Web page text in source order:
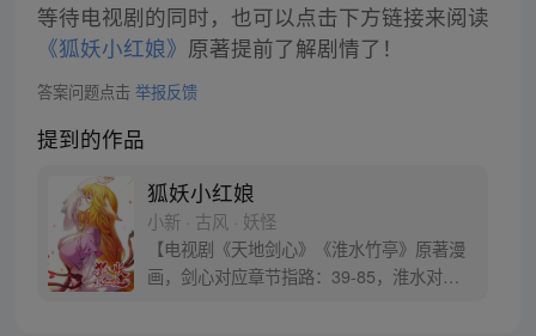
等待电视剧的同时，也可以点击下方链接来阅读
《狐妖小红娘》 原著提前了解剧情了！
答案问题点击 举报反馈
提到的作品
狐妖小红娘
小新 · 古风 · 妖怪
【电视剧《天地剑心》《淮水竹亭》原著漫
画，剑心对应章节指路：39-85，淮水对应